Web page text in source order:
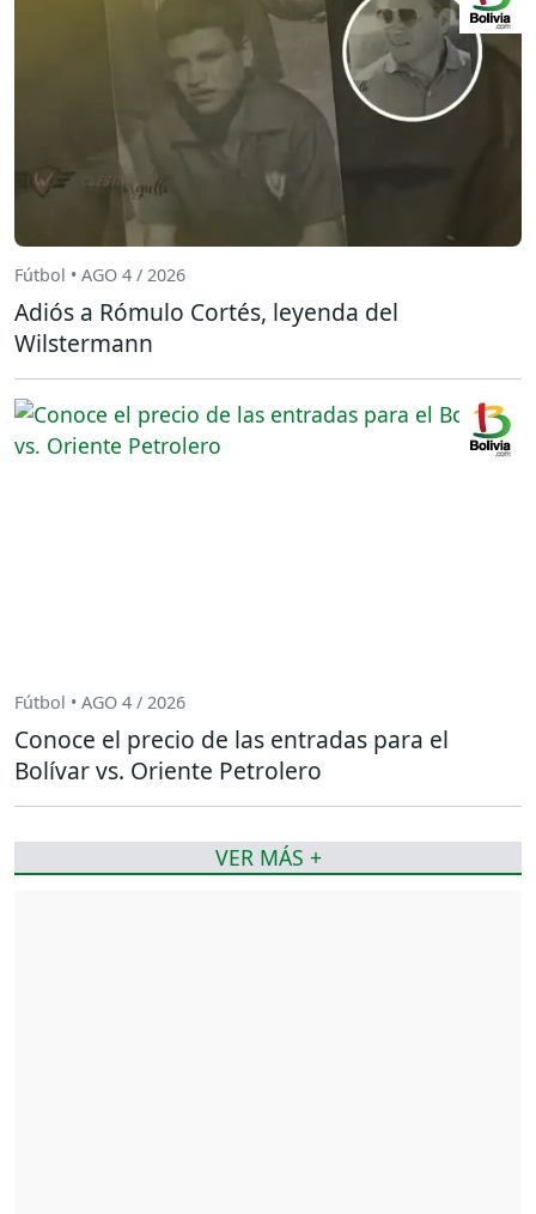
Fútbol • AGO 4 / 2026
Adiós a Rómulo Cortés, leyenda del
Wilstermann
Fútbol • AGO 4 / 2026
Conoce el precio de las entradas para el
Bolívar vs. Oriente Petrolero
VER MÁS +